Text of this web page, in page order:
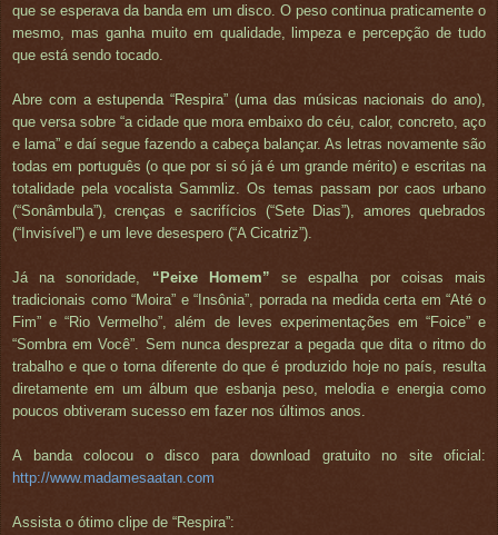
que se esperava da banda em um disco. O peso continua praticamente o
mesmo, mas ganha muito em qualidade, limpeza e percepção de tudo
que está sendo tocado.
Abre com a estupenda “Respira” (uma das músicas nacionais do ano),
que versa sobre “a cidade que mora embaixo do céu, calor, concreto, aço
e lama” e daí segue fazendo a cabeça balançar. As letras novamente são
todas em português (o que por si só já é um grande mérito) e escritas na
totalidade pela vocalista Sammliz. Os temas passam por caos urbano
(“Sonâmbula”), crenças e sacrifícios (“Sete Dias”), amores quebrados
(“Invisível”) e um leve desespero (“A Cicatriz”).
Já na sonoridade, “Peixe Homem” se espalha por coisas mais
tradicionais como “Moira” e “Insônia”, porrada na medida certa em “Até o
Fim” e “Rio Vermelho”, além de leves experimentações em “Foice” e
“Sombra em Você”. Sem nunca desprezar a pegada que dita o ritmo do
trabalho e que o torna diferente do que é produzido hoje no país, resulta
diretamente em um álbum que esbanja peso, melodia e energia como
poucos obtiveram sucesso em fazer nos últimos anos.
A banda colocou o disco para download gratuito no site oficial:
http://www.madamesaatan.com
Assista o ótimo clipe de “Respira”: